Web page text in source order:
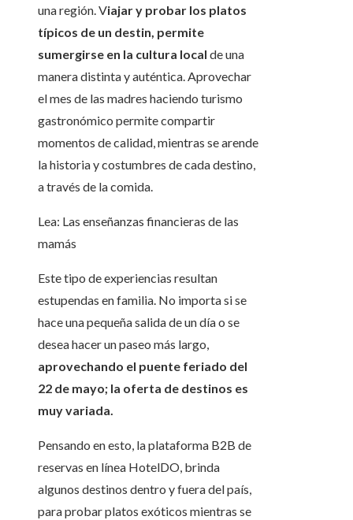
una región. Viajar y probar los platos
típicos de un destin, permite
sumergirse en la cultura local de una
manera distinta y auténtica. Aprovechar
el mes de las madres haciendo turismo
gastronómico permite compartir
momentos de calidad, mientras se arende
la historia y costumbres de cada destino,
a través de la comida.
Lea: Las enseñanzas financieras de las
mamás
Este tipo de experiencias resultan
estupendas en familia. No importa si se
hace una pequeña salida de un día o se
desea hacer un paseo más largo,
aprovechando el puente feriado del
22 de mayo; la oferta de destinos es
muy variada.
Pensando en esto, la plataforma B2B de
reservas en línea HotelDO, brinda
algunos destinos dentro y fuera del país,
para probar platos exóticos mientras se